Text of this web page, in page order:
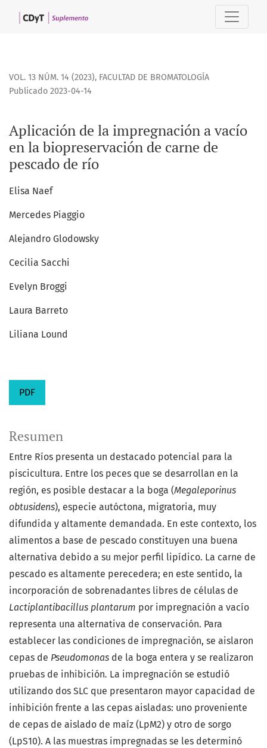
Aplicación de la impregnación a vacío en la
VOL. 13 NÚM. 14 (2023), FACULTAD DE BROMATOLOGÍA
Aplicación de la impregnación a vacío
en la biopreservación de carne de
pescado de río
Publicado 2023-04-14
Elisa Naef
Mercedes Piaggio
Alejandro Glodowsky
Cecilia Sacchi
Evelyn Broggi
Laura Barreto
Liliana Lound
PDF
Resumen
Entre Ríos presenta un destacado potencial para la
piscicultura. Entre los peces que se desarrollan en la
región, es posible destacar a la boga (Megaleporinus
obtusidens), especie autóctona, migratoria, muy
difundida y altamente demandada. En este contexto, los
alimentos a base de pescado constituyen una buena
alternativa debido a su mejor perfil lipídico. La carne de
pescado es altamente perecedera; en este sentido, la
incorporación de sobrenadantes libres de células de
Lactiplantibacillus plantarum por impregnación a vacío
representa una alternativa de conservación. Para
establecer las condiciones de impregnación, se aislaron
cepas de Pseudomonas de la boga entera y se realizaron
pruebas de inhibición. La impregnación se estudió
utilizando dos SLC que presentaron mayor capacidad de
inhibición frente a las cepas aisladas: uno proveniente
de cepas de aislado de maíz (LpM2) y otro de sorgo
(LpS10). A las muestras impregnadas se les determinó